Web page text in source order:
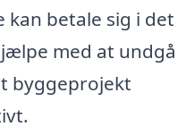
betale sig i det
med at undgå
byggeprojekt